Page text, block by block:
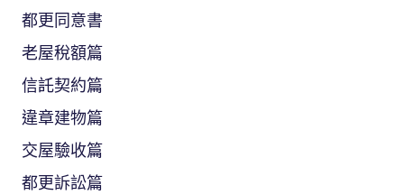
都更同意書
老屋稅額篇
信託契約篇
違章建物篇
交屋驗收篇
都更訴訟篇